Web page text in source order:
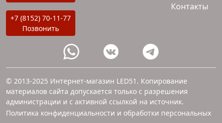
+7 (8152) 70-11-77
Позвонить
Контакты
© 2013-2025 Интернет-магазин LED51. Копирование
материалов сайта допускается только с разрешения
администрации и с активной ссылкой на источник.
Политика конфиденциальности и обработки персональных